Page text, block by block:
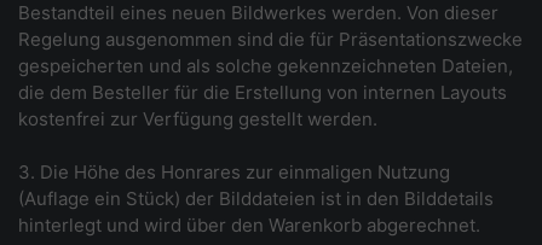
Bestandteil eines neuen Bildwerkes werden. Von dieser
Regelung ausgenommen sind die für Präsentationszwecke
gespeicherten und als solche gekennzeichneten Dateien,
die dem Besteller für die Erstellung von internen Layouts
kostenfrei zur Verfügung gestellt werden.
3. Die Höhe des Honrares zur einmaligen Nutzung
(Auflage ein Stück) der Bilddateien ist in den Bilddetails
hinterlegt und wird über den Warenkorb abgerechnet.